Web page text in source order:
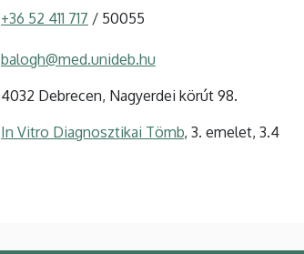
+36 52 411 717 / 50055
balogh@med.unideb.hu
4032 Debrecen, Nagyerdei körút 98.
In Vitro Diagnosztikai Tömb, 3. emelet, 3.4